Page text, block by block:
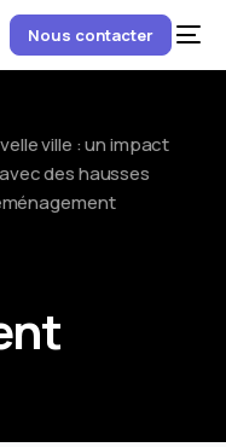
Nous contacter
ville : un impact
des hausses